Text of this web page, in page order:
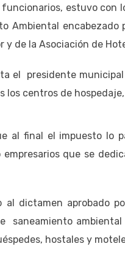
estuvo con
Ambiental
y de la Asociación de
el presidente
los centros de
al final el impuesto lo
empresarios que se
al dictamen aprobado
saneamiento
hostales y